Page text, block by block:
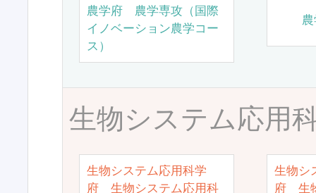
農学府 農学専攻（国際
イノベーション農学コー
ス）
生物システム応用
生物システム応用科学
府 生物システム応用科
生物シ
府 生